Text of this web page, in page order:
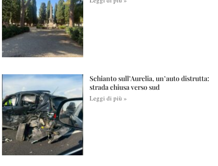
Schianto sull’Aurelia, un’auto distrutta:
strada chiusa verso sud
Leggi di più »